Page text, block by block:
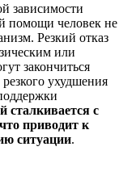
зависимости
помощи человек не
Резкий отказ
или
закончиться
ухудшения
сталкивается с
приводит к
ситуации.